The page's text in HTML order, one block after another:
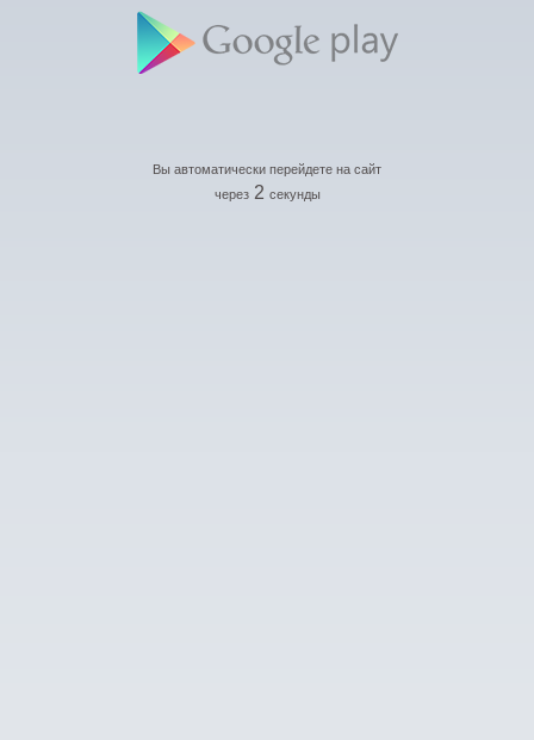
Вы автоматически перейдете на сайт
через 2 секунды